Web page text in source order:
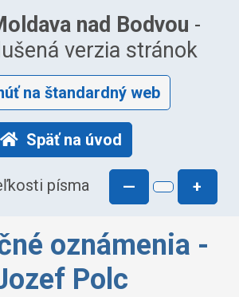
nad Bodvou -
verzia stránok
na štandardný web
Späť na úvod
písma — +
oznámenia -
Polc